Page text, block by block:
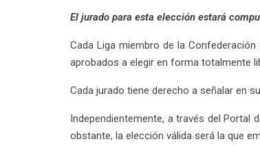
El jurado para esta elección estará
Cada Liga miembro de la
aprobados a elegir en forma totalmente
Cada jurado tiene derecho a señalar en
Independientemente, a través del
obstante, la elección válida será la que